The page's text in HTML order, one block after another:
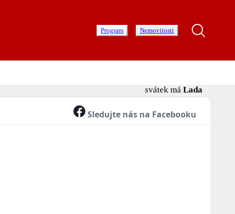
Program Nemovitosti
svátek má Lada
Sledujte nás na Facebooku